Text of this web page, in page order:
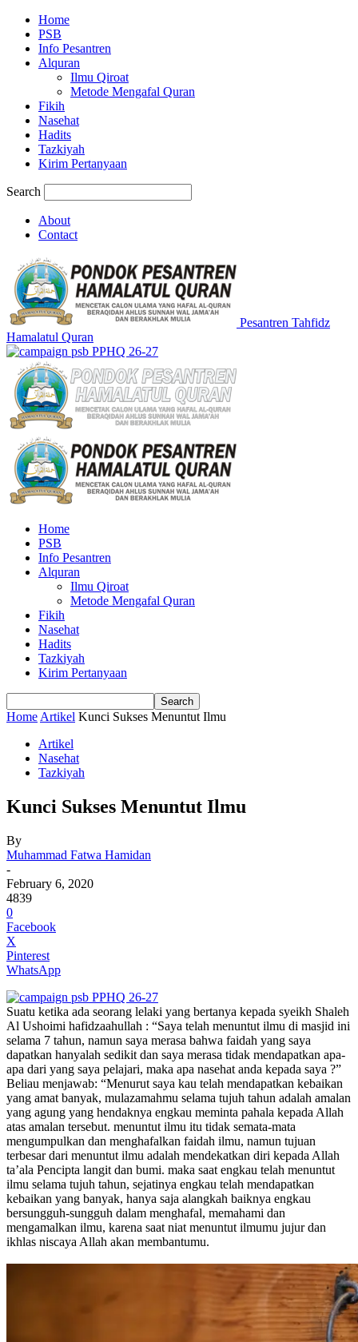
Home
PSB
Info Pesantren
Alquran
Ilmu Qiroat
Metode Mengafal Quran
Fikih
Nasehat
Hadits
Tazkiyah
Kirim Pertanyaan
Search
About
Contact
Pesantren Tahfidz
Hamalatul Quran
Home
PSB
Info Pesantren
Alquran
Ilmu Qiroat
Metode Mengafal Quran
Fikih
Nasehat
Hadits
Tazkiyah
Kirim Pertanyaan
Home Artikel Kunci Sukses Menuntut Ilmu
Artikel
Nasehat
Tazkiyah
Kunci Sukses Menuntut Ilmu
By
Muhammad Fatwa Hamidan
-
February 6, 2020
4839
0
Facebook
X
Pinterest
WhatsApp
Suatu ketika ada seorang lelaki yang bertanya kepada syeikh Shaleh
Al Ushoimi hafidzaahullah : “Saya telah menuntut ilmu di masjid ini
selama 7 tahun, namun saya merasa bahwa faidah yang saya
dapatkan hanyalah sedikit dan saya merasa tidak mendapatkan apa-
apa dari yang saya pelajari, maka apa nasehat anda kepada saya ?”
Beliau menjawab: “Menurut saya kau telah mendapatkan kebaikan
yang amat banyak, mulazamahmu selama tujuh tahun adalah amalan
yang agung yang hendaknya engkau meminta pahala kepada Allah
atas amalan tersebut. menuntut ilmu itu tidak semata-mata
mengumpulkan dan menghafalkan faidah ilmu, namun tujuan
terbesar dari menuntut ilmu adalah mendekatkan diri kepada Allah
ta’ala Pencipta langit dan bumi. maka saat engkau telah menuntut
ilmu selama tujuh tahun, sejatinya engkau telah mendapatkan
kebaikan yang banyak, hanya saja alangkah baiknya engkau
bersungguh-sungguh dalam menghafal, memahami dan
mengamalkan ilmu, karena saat niat menuntut ilmumu jujur dan
ikhlas niscaya Allah akan membantumu.